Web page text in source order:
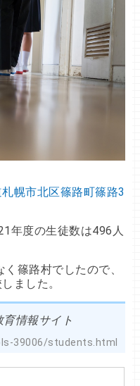
幌市北区篠路町篠路3
年度の生徒数は496人
篠路村でしたので、
ました。
情報サイト
39006/students.html